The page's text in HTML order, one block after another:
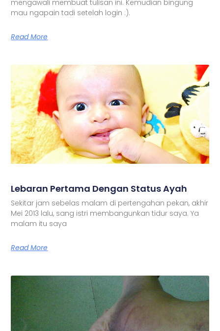
mengawali membuat tulisan ini. Kemudian bingung
mau ngapain tadi setelah login :).
Read More
Lebaran Pertama Dengan Status Ayah
Sekitar jam sebelas malam di pertengahan pekan, akhir
Mei 2013 lalu, sang istri membangunkan tidur saya. Ya
malam itu saya
Read More